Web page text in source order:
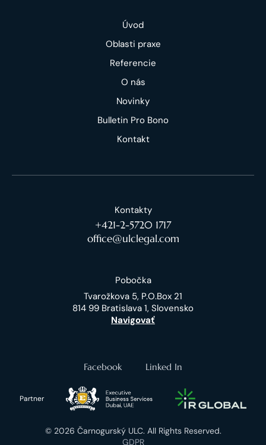
Úvod
Oblasti praxe
Referencie
O nás
Novinky
Bulletin Pro Bono
Kontakt
Kontakty
+421-2-5720 1717
office@ulclegal.com
Pobočka
Tvarožkova 5, P.O.Box 21
814 99 Bratislava 1, Slovensko
Navigovať
Facebook Linked In
Partner
© 2026 Čarnogurský ULC. All Rights Reserved.
GDPR